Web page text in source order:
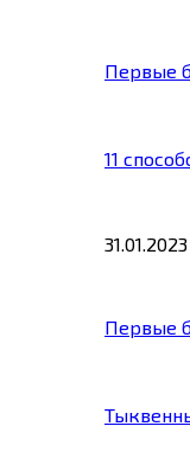
Первые
11
31.01.2023
Первые